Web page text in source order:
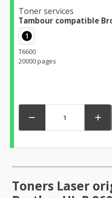
Toner services
Tambour compatible
1
T6600
20000 pages
 
Toners Laser